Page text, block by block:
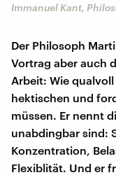
Immanuel Kant,
Der Philosoph
Vortrag aber auch
Arbeit: Wie
hektischen und
müssen. Er nennt
unabdingbar sind:
Konzentration,
Flexiblität. Und er